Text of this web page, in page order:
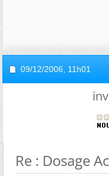
09/12/2006, 11h01
Re : Dosage